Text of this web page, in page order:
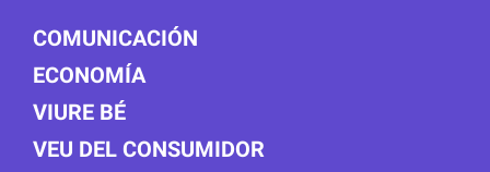
COMUNICACIÓN
ECONOMÍA
VIURE BÉ
VEU DEL CONSUMIDOR